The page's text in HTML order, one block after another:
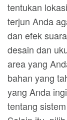
tentukan
terjun Anda
dan efek
desain dan
area yang
bahan yang
yang Anda
tentang